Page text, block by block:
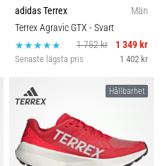
adidas Terrex
Män
Terrex Agravic GTX - Svart
1 752 kr
1 349 kr
Senaste lägsta pris 1 402 kr
Hållbarhet